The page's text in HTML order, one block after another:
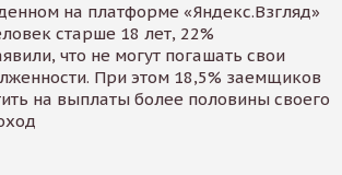
на платформе «Яндекс.Взгляд»
старше 18 лет, 22%
что не могут погашать свои
При этом 18,5% заемщиков
на выплаты более половины своего